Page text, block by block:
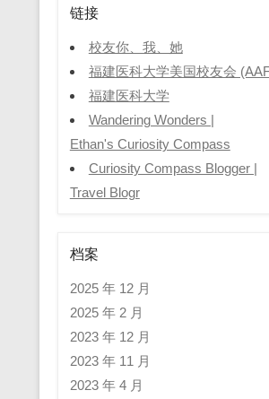
链接
校友你、我、她
福建医科大学美国校友会
福建医科大学
Wandering Wonders |
Ethan's Curiosity Compass
Curiosity Compass Blogger |
Travel Blogr
档案
2025 年 12 月
2025 年 2 月
2023 年 12 月
2023 年 11 月
2023 年 4 月